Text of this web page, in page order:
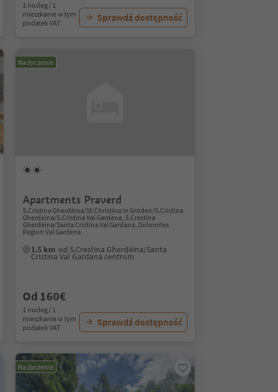
1 nocleg / 1
mieszkanie w tym
podatek VAT
Sprawdź dostępność
Na życzenie
Apartments Praverd
S.Cristina Gherdëina/St.Christina in Gröden/S.Cristina
Gherdëina/S.Cristina Val Gardena, S.Crestina
Gherdëina/Santa Cristina Val Gardana, Dolomites
Region Val Gardena
1.5 km od S.Crestina Gherdëina/Santa
Cristina Val Gardana centrum
Od 160€
1 nocleg / 1
mieszkanie w tym
podatek VAT
Sprawdź dostępność
Na życzenie